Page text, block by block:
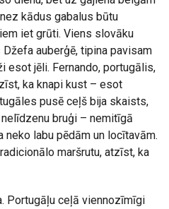
kādus gabalus būtu
iet grūti. Viens slovāku
auberģē, tipina pavisam
esot jēli. Fernando, portugālis,
ka knapi kust – esot
pusē ceļš bija skaists,
bruģi – nemitīgā
labu pēdām un locītavām.
maršrutu, atzīst, ka
Portugāļu ceļā viennozīmīgi